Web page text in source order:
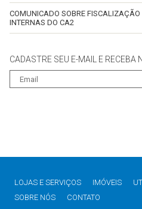
COMUNICADO SOBRE
INTERNAS DO CA2
CADASTRE SEU E-MAIL E RECEBA
LOJAS E SERVIÇOS IMÓVEIS
SOBRE NÓS
CONTATO